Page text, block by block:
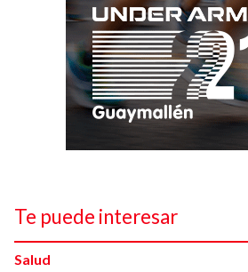
Te puede interesar
Salud